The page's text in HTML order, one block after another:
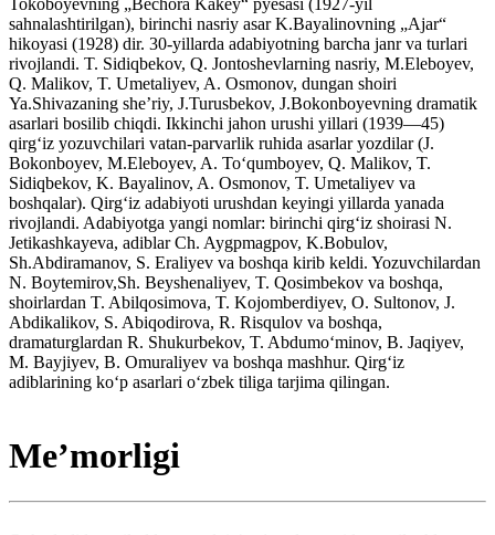
sahnalashtirilgan), birinchi nasriy asar K.Bayalinovning „Ajar“
hikoyasi (1928) dir. 30-yillarda adabiyotning barcha janr va turlari
rivojlandi. T. Sidiqbekov, Q. Jontoshevlarning nasriy, M.Eleboyev,
Q. Malikov, T. Umetaliyev, A. Osmonov, dungan shoiri
Ya.Shivazaning sheʼriy, J.Turusbekov, J.Bokonboyevning dramatik
asarlari bosilib chiqdi. Ikkinchi jahon urushi yillari (1939—45)
qirgʻiz yozuvchilari vatan-parvarlik ruhida asarlar yozdilar (J.
Bokonboyev, M.Eleboyev, A. Toʻqumboyev, Q. Malikov, T.
Sidiqbekov, K. Bayalinov, A. Osmonov, T. Umetaliyev va
boshqalar). Qirgʻiz adabiyoti urushdan keyingi yillarda yanada
rivojlandi. Adabiyotga yangi nomlar: birinchi qirgʻiz shoirasi N.
Jetikashkayeva, adiblar Ch. Aygpmagpov, K.Bobulov,
Sh.Abdiramanov, S. Eraliyev va boshqa kirib keldi. Yozuvchilardan
N. Boytemirov,Sh. Beyshenaliyev, T. Qosimbekov va boshqa,
shoirlardan T. Abilqosimova, T. Kojomberdiyev, O. Sultonov, J.
Abdikalikov, S. Abiqodirova, R. Risqulov va boshqa,
dramaturglardan R. Shukurbekov, T. Abdumoʻminov, B. Jaqiyev,
M. Bayjiyev, B. Omuraliyev va boshqa mashhur. Qirgʻiz
adiblarining koʻp asarlari oʻzbek tiliga tarjima qilingan.
Meʼmorligi